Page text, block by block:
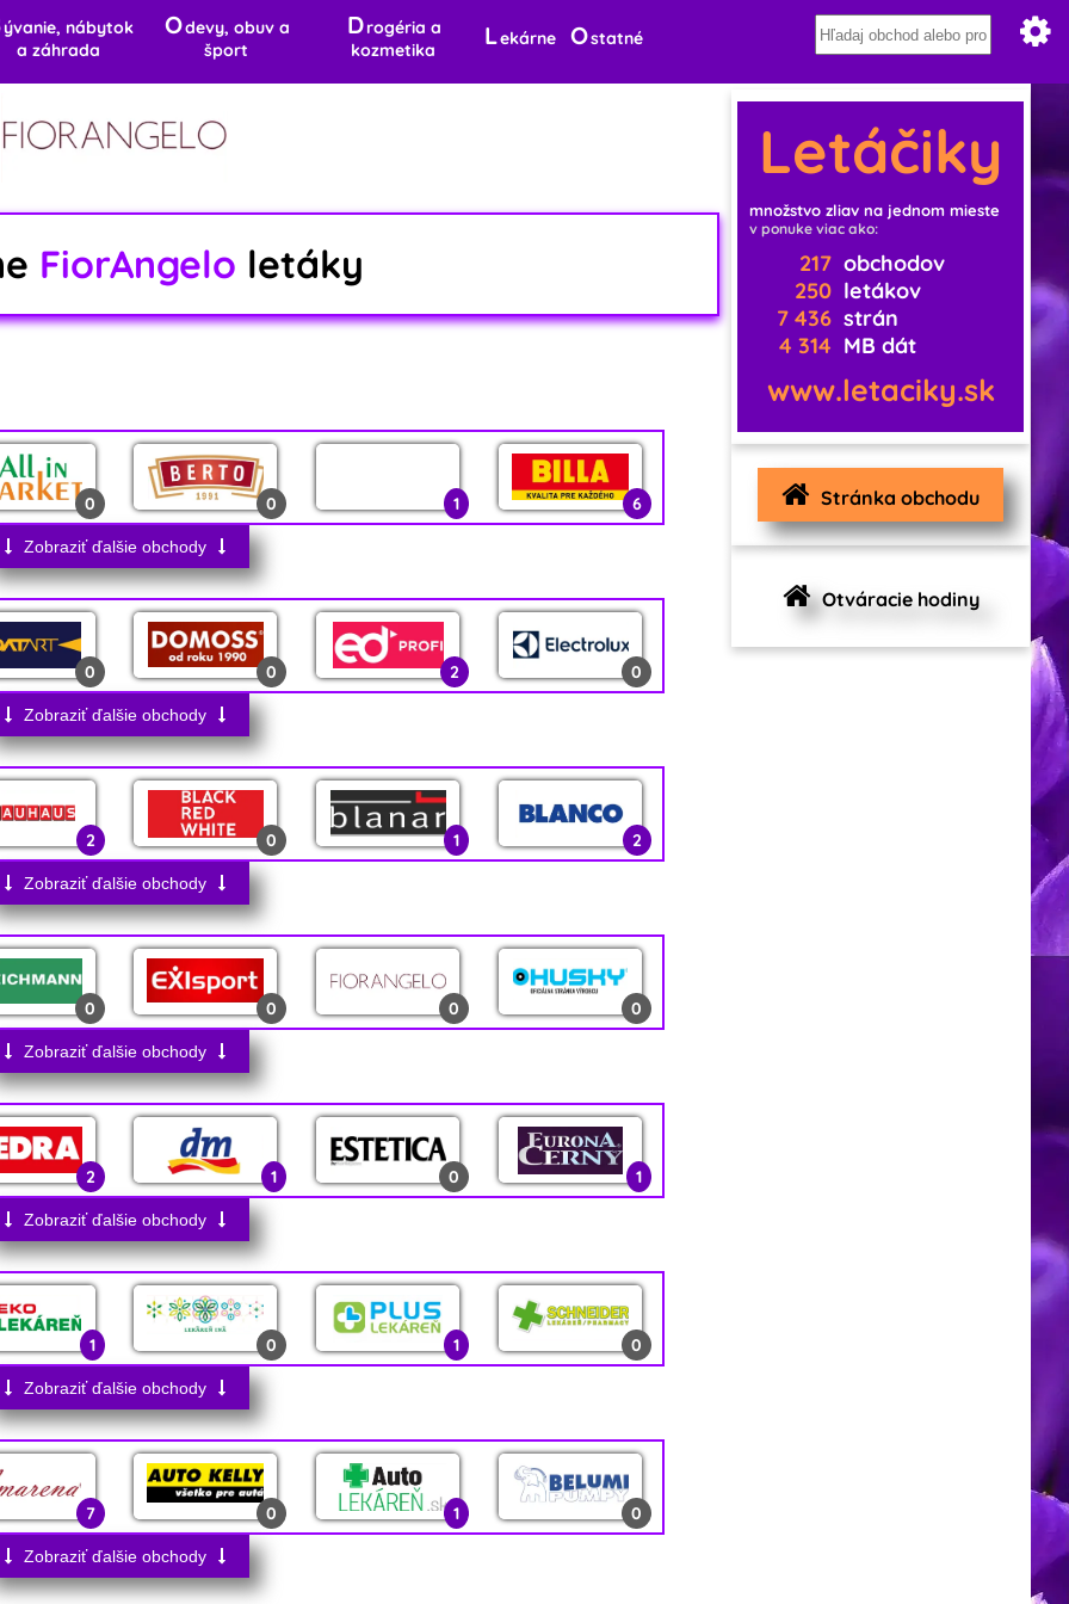
ývanie, nábytok
a záhrada
Odevy, obuv a
šport
Drogéria a
kozmetika
Lekárne Ostatné
FiorAngelo letáky
0 0 1 6
4 0 1 0
1 0 4 1
3 1 0 2
1 1 2 12
0 0 23 2
0
Zobraziť ďalšie obchody
0 0 2 0
0 0 0 0
0 0 0 0
0 0
Zobraziť ďalšie obchody
2 0 1 2
0 0 1 0
0 0 2 1
0 3 2 1
3 0 2 13
1 0 0 1
0
Zobraziť ďalšie obchody
0 0 0 0
0 0 2 0
0
Zobraziť ďalšie obchody
2 1 0 1
0 0 16 2
1 0 0
Zobraziť ďalšie obchody
1 0 1 0
1
Zobraziť ďalšie obchody
7 0 1 0
Zobraziť ďalšie obchody
Letáčiky
množstvo zliav na jednom mieste
v ponuke viac ako:
217 obchodov
250 letákov
7 436 strán
4 314 MB dát
www.letaciky.sk
Stránka obchodu
Otváracie hodiny